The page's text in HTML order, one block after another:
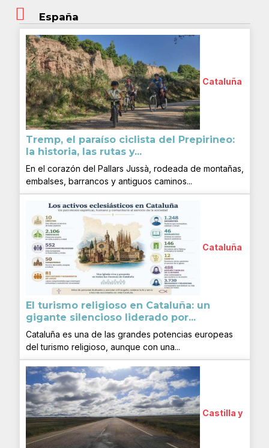
España
Cataluña
Tremp, el paraíso ciclista del Prepirineo:
la historia, las rutas y...
En el corazón del Pallars Jussà, rodeada de montañas,
embalses, barrancos y antiguos caminos...
Cataluña
El turismo religioso en Cataluña: un
gigante silencioso liderado por...
Cataluña es una de las grandes potencias europeas
del turismo religioso, aunque con una...
Castilla y